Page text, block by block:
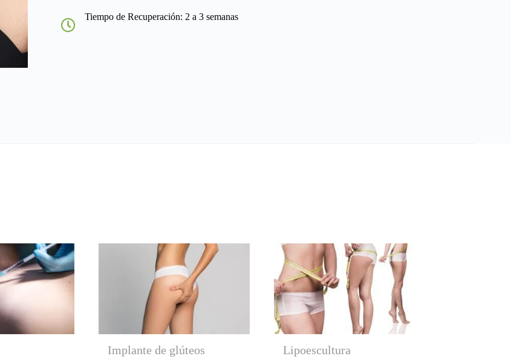
Tiempo de Recuperación: 2 a 3 semanas
Implante de glúteos Lipoescultura